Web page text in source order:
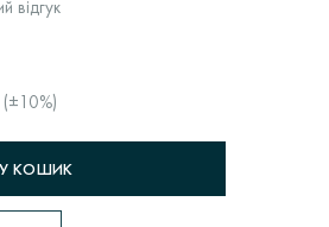
відгук
КОШИК